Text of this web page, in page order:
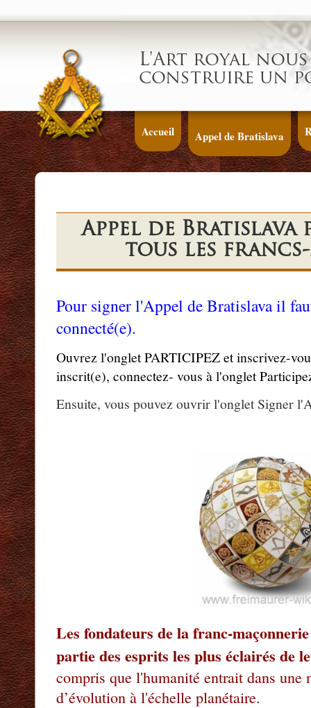
L'Art royal
construire un
Accueil Appel de Bratislava
Appel de
tous les francs-
Pour signer l'Appel de Bratislava il
connecté(e).
Ouvrez l'onglet PARTICIPEZ et inscrivez-
inscrit(e), connectez- vous à l'onglet
Ensuite, vous pouvez ouvrir l'onglet Signer
Les fondateurs de la franc-
partie des esprits les plus éclairés de
compris que l'humanité entrait dans une
d’évolution à l'échelle planétaire.